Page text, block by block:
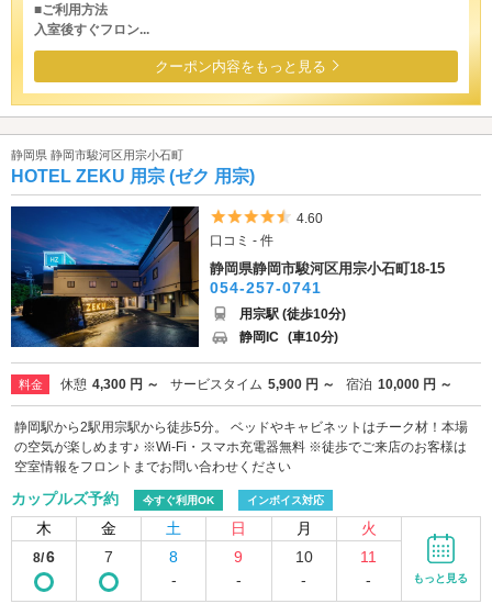
■ご利用方法
入室後すぐフロン...
クーポン内容をもっと見る
静岡県 静岡市駿河区用宗小石町
HOTEL ZEKU 用宗 (ゼク 用宗)
5つ星のうち4.5
4.60
口コミ - 件
静岡県静岡市駿河区用宗小石町18-15
054-257-0741
用宗駅 (徒歩10分)
静岡IC (車10分)
料金 休憩 4,300 円 ～ サービスタイム 5,900 円 ～ 宿泊 10,000 円 ～
静岡駅から2駅用宗駅から徒歩5分。 ベッドやキャビネットはチーク材！本場
の空気が楽しめます♪ ※Wi-Fi・スマホ充電器無料 ※徒歩でご来店のお客様は
空室情報をフロントまでお問い合わせください
カップルズ予約 今すぐ利用OK インボイス対応
木 金 土 日 月 火
8/6 7
8
-
9
-
10
-
11
-
もっと見る